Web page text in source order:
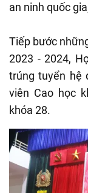
an ninh quốc
Tiếp bước
2023 - 2024,
trúng tuyển hệ
viên Cao học
khóa 28.